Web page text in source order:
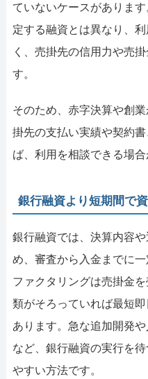
ていないケースがありま
定する融資とは異なり、
く、売掛先の信用力や売
す。
そのため、赤字決算や創
掛先の支払い実績や契約
ば、利用を相談できる場合
銀行融資より短期間で
銀行融資では、決算内容
め、審査から入金までに一
ファクタリングは売掛金
類がそろっていれば最短
あります。急な追加開発
など、銀行融資の実行を
やすい方法です。